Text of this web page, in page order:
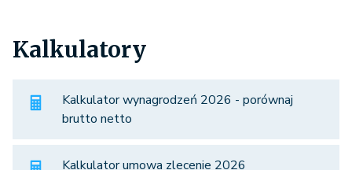
Kalkulatory
Kalkulator wynagrodzeń 2026 - porównaj
brutto netto
Kalkulator umowa zlecenie 2026